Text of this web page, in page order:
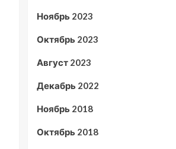
Ноябрь 2023
Октябрь 2023
Август 2023
Декабрь 2022
Ноябрь 2018
Октябрь 2018